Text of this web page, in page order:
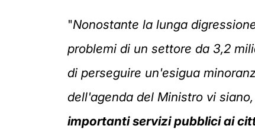
"Nonostante la lunga
problemi di un settore da 3,2
di perseguire un'esigua
dell'agenda del Ministro vi
importanti servizi pubblici ai